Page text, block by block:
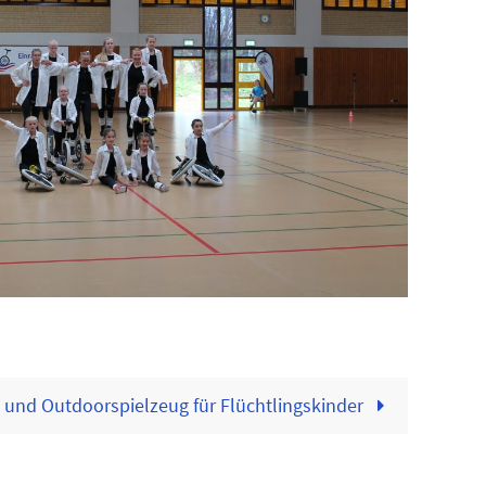
Outdoorspielzeug für Flüchtlingskinder